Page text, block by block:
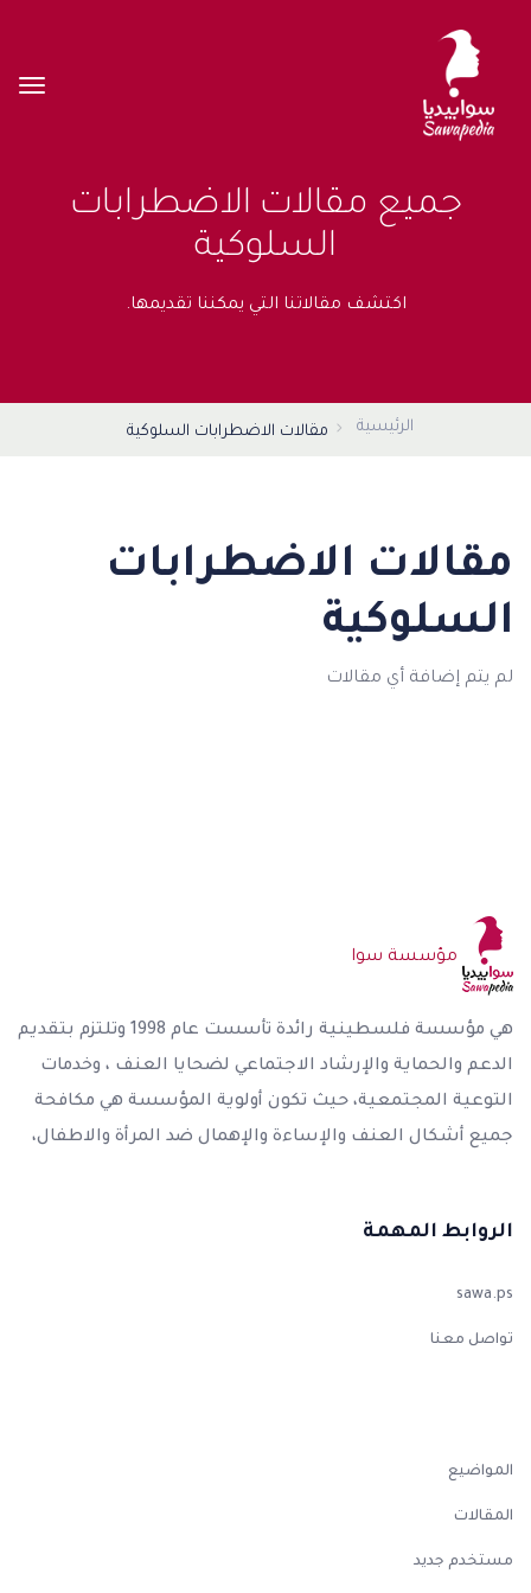
جميع مقالات الاضطرابات
السلوكية
اكتشف مقالاتنا التي يمكننا تقديمها.
الرئيسية مقالات الاضطرابات السلوكية
مقالات الاضطرابات
السلوكية
لم يتم إضافة أي مقالات
مؤسسة سوا
هي مؤسسة فلسطينية رائدة تأسست عام 1998 وتلتزم بتقديم
الدعم والحماية والإرشاد الاجتماعي لضحايا العنف ، وخدمات
التوعية المجتمعية، حيث تكون أولوية المؤسسة هي مكافحة
جميع أشكال العنف والإساءة والإهمال ضد المرأة والاطفال،
الروابط المهمة
sawa.ps
تواصل معنا
المواضيع
المقالات
مستخدم جديد